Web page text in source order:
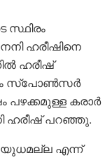
ഹരീഷിനെ
ഹരീഷ്
സ്പോൺസർ
പഴക്കമുള്ള കരാർ
ഹരീഷ് പറഞ്ഞു.
എന്ന്